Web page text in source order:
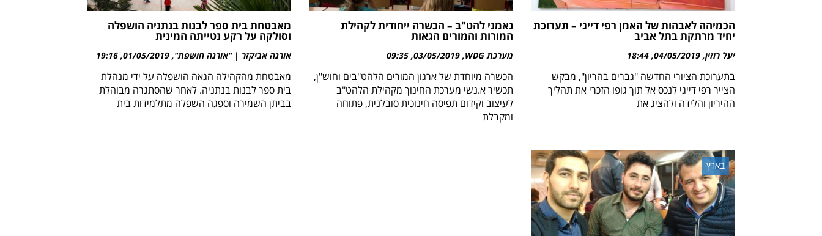
הכמיהה לאבהות של האמן רפי דייגי – תערוכת
יחיד מרתקת בתל אביב
יעל רוזין 04/05/2019
18:44
בתערוכת הציורי החדשה "גברים בהריון", מבקש
הצייר רפי דייגי לנכס אל תוך גופו הזכרי את תהליך
ההיריון והלידה ולהציג את
נאמני להט"ב – הכשרה ייחודית לקהילת
המורות והמורים הגאות
מערכת WDG 03/05/2019
09:35
הכשרה מיוחדת של ארגון המורים הלהט"בים וחוש"ן,
תכשיר א.נשי מערכת החינוך מקהילת הלהט"ב
לעיצוב וקידום תפיסה חינוכית סובלנית, פתוחה
ומקבלת
מאבטחת בית ספר לבנות בנתניה הושפלה
וסולקה על רקע נטייתה המינית
אורנה אביקזר | "אורנה חושפת" 01/05/2019
19:16
מאבטחת מהקהילה הגאה הושפלה על ידי מנהלת
בית ספר לבנות בנתניה. לאחר שהסתגרה מבוהלת
בביתן השמירה וספגה השפלה מתלמידות בית
בארץ